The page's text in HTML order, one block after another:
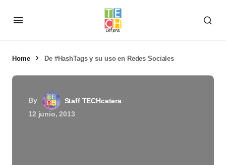
Home De #HashTags y su uso en Redes Sociales
By
Staff TECHcetera
12 junio, 2013